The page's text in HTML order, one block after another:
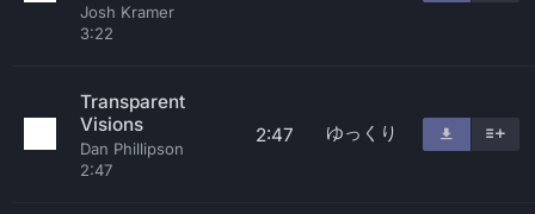
Josh Kramer
3:22
Transparent
Visions
Dan Phillipson
2:47
2:47 ゆっくり